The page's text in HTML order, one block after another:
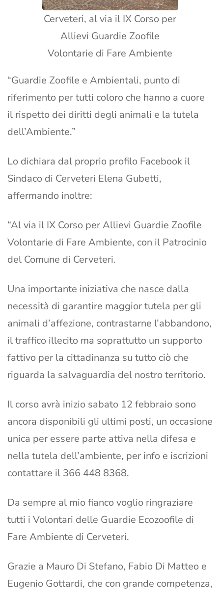
Cerveteri, al via il IX Corso per
Allievi Guardie Zoofile
Volontarie di Fare Ambiente
“Guardie Zoofile e Ambientali, punto di
riferimento per tutti coloro che hanno a cuore
il rispetto dei diritti degli animali e la tutela
dell’Ambiente.”
Lo dichiara dal proprio profilo Facebook il
Sindaco di Cerveteri Elena Gubetti,
affermando inoltre:
“Al via il IX Corso per Allievi Guardie Zoofile
Volontarie di Fare Ambiente, con il Patrocinio
del Comune di Cerveteri.
Una importante iniziativa che nasce dalla
necessità di garantire maggior tutela per gli
animali d’affezione, contrastarne l’abbandono,
il traffico illecito ma soprattutto un supporto
fattivo per la cittadinanza su tutto ciò che
riguarda la salvaguardia del nostro territorio.
Il corso avrà inizio sabato 12 febbraio sono
ancora disponibili gli ultimi posti, un occasione
unica per essere parte attiva nella difesa e
nella tutela dell’ambiente, per info e iscrizioni
contattare il 366 448 8368.
Da sempre al mio fianco voglio ringraziare
tutti i Volontari delle Guardie Ecozoofile di
Fare Ambiente di Cerveteri.
Grazie a Mauro Di Stefano, Fabio Di Matteo e
Eugenio Gottardi, che con grande competenza,